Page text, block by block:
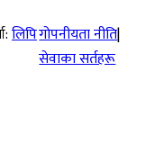
लिपिगोपनीयता नीति|
सेवाका सर्तहरू